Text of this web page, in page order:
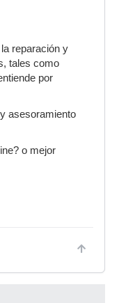
reparación y
tales como
por
asesoramiento
o mejor